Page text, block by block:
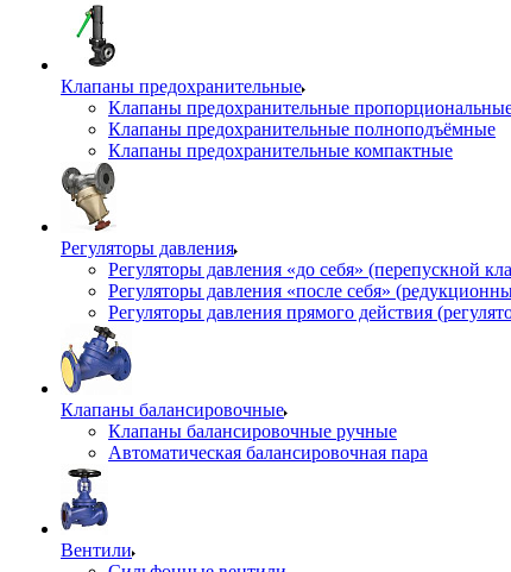
Клапаны предохранительные
Клапаны предохранительные
Клапаны предохранительные полноподъёмные
Клапаны предохранительные компактные
Регуляторы давления
Регуляторы давления «до себя» (перепускной
Регуляторы давления «после себя»
Регуляторы давления прямого действия
Клапаны балансировочные
Клапаны балансировочные ручные
Автоматическая балансировочная пара
Вентили